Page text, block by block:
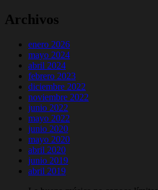
Archivos
enero 2026
mayo 2024
abril 2024
febrero 2023
diciembre 2022
noviembre 2022
junio 2022
mayo 2022
junio 2020
mayo 2020
abril 2020
junio 2019
abril 2019